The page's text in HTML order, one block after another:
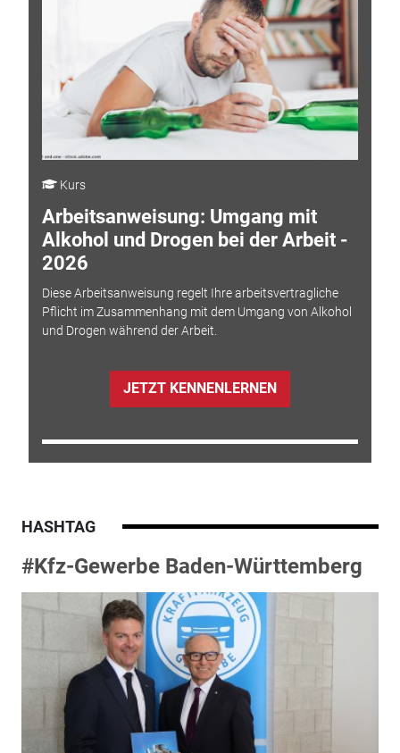
Kurs
Arbeitsanweisung: Umgang mit
Alkohol und Drogen bei der Arbeit -
2026
Diese Arbeitsanweisung regelt Ihre arbeitsvertragliche
Pflicht im Zusammenhang mit dem Umgang von Alkohol
und Drogen während der Arbeit.
JETZT KENNENLERNEN
HASHTAG
#Kfz-Gewerbe Baden-Württemberg